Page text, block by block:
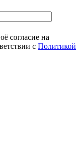
согласие на
с Политикой